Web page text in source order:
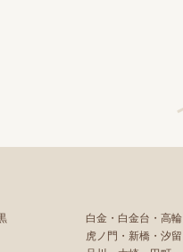
白金・白金台・高輪
虎ノ門・新橋・汐留